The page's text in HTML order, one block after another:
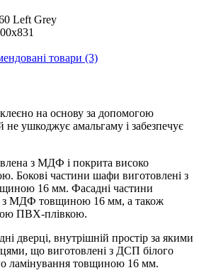
Left Grey
товари (3)
на основу за допомогою
не ушкоджує амальгаму і забезпечує
з МДФ і покрита високо
Бокові частини шафи виготовлені з
16 мм. Фасадні частини
з МДФ товщиною 16 мм, а також
ПВХ-плівкою.
дверці, внутрішній простір за якими
що виготовлені з ДСП білого
ламінування товщиною 16 мм.